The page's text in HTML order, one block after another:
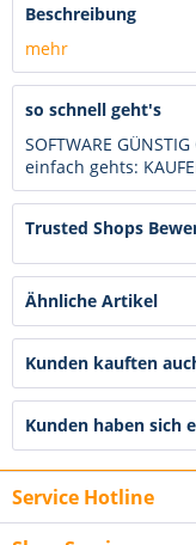
Beschreibung
mehr
so schnell geht's
SOFTWARE
einfach gehts:
Trusted Shops
Ähnliche Artikel
Kunden kauften
Kunden haben sich
Service Hotline